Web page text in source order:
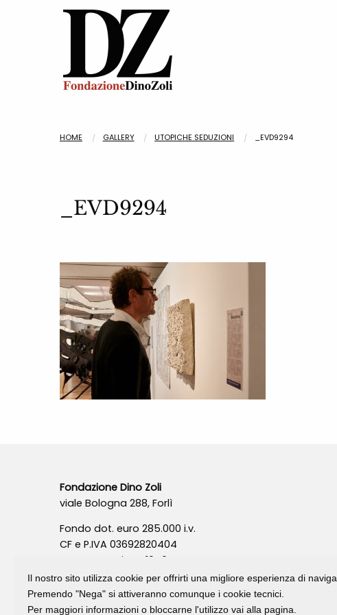
HOME GALLERY UTOPICHE SEDUZIONI _EVD9294
_EVD9294
Fondazione Dino Zoli
viale Bologna 288, Forlì
Fondo dot. euro 285.000 i.v.
CF e P.IVA 03692820404
Isc.Reg Per.Giu. n. 10404
Il nostro sito utilizza cookie per offrirti una migliore esperienza di
Premendo "Nega" si attiveranno comunque i cookie tecnici.
Per maggiori informazioni o bloccarne l'utilizzo vai alla pagina.